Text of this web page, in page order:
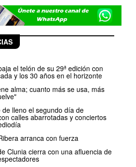
el telón de su 29ª edición con
y los 30 años en el horizonte
alma; cuanto más se usa, más
de lleno el segundo día de
calles abarrotadas y conciertos
arranca con fuerza
Clunia cierra con una afluencia de